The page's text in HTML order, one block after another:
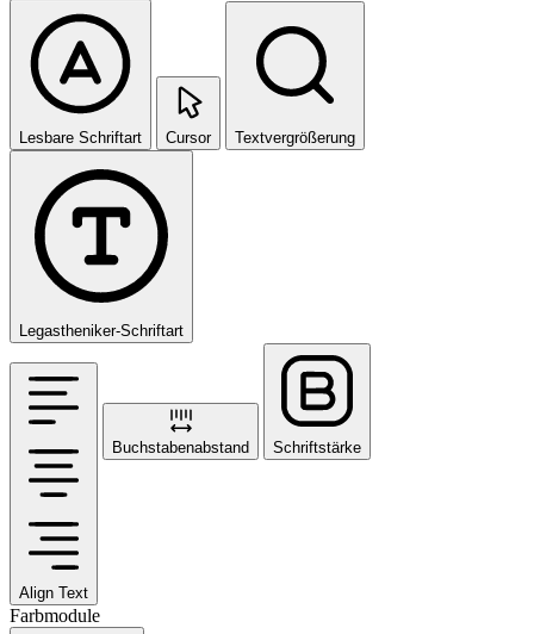
Lesbare Schriftart Cursor Textvergrößerung
Legastheniker-Schriftart
Align Text
Buchstabenabstand Schriftstärke
Farbmodule